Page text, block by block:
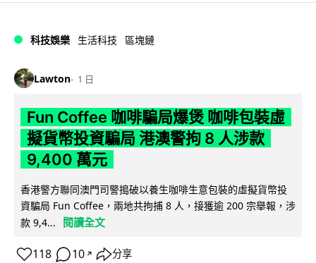
科技娛樂 生活科技 區塊鏈
Lawton 1 日
Fun Coffee 咖啡騙局爆煲 咖啡包裝虛
擬貨幣投資騙局 港澳警拘 8 人涉款
9,400 萬元
香港警方聯同澳門司警搗破以養生咖啡生意包裝的虛擬貨幣投
資騙局 Fun Coffee，兩地共拘捕 8 人，接獲逾 200 宗舉報，涉
款 9,4...
閱讀全文
118 10 ↗ 分享